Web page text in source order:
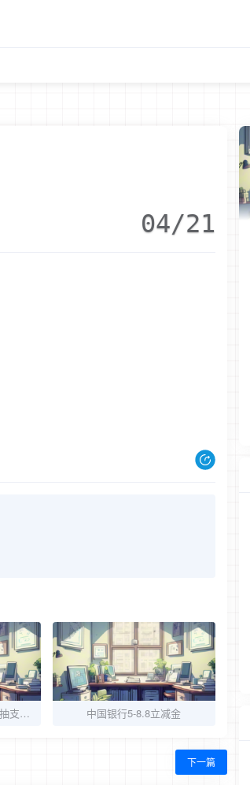
04/21
交行基会多多，多个活动抽支付宝立减金 中国银行5-8.8立减金
下一篇